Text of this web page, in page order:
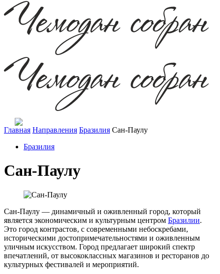
Главная Направления Бразилия Сан-Паулу
Бразилия
Сан-Паулу
Сан-Паулу — динамичный и оживленный город, который
является экономическим и культурным центром Бразилии.
Это город контрастов, с современными небоскребами,
историческими достопримечательностями и оживленным
уличным искусством. Город предлагает широкий спектр
впечатлений, от высококлассных магазинов и ресторанов до
культурных фестивалей и мероприятий.